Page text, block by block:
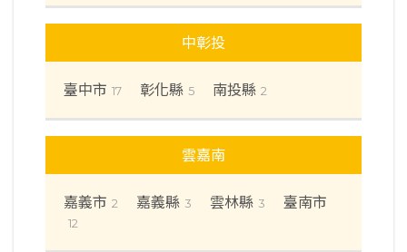
中彰投
臺中市 17 彰化縣 5 南投縣 2
雲嘉南
嘉義市 2 嘉義縣 3 雲林縣 3 臺南市
12